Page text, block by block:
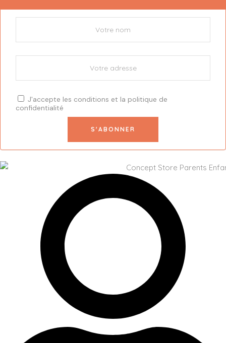
J'accepte les conditions et la politique de
confidentialité